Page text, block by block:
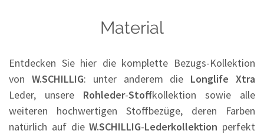
Material
Entdecken Sie hier die komplette Bezugs-Kollektion
von W.SCHILLIG: unter anderem die Longlife Xtra
Leder, unsere Rohleder-Stoffkollektion sowie alle
weiteren hochwertigen Stoffbezüge, deren Farben
natürlich auf dieW.SCHILLIG-Lederkollektion perfekt